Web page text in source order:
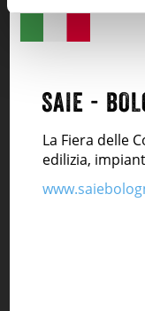
SAIE -
La Fiera delle
edilizia,